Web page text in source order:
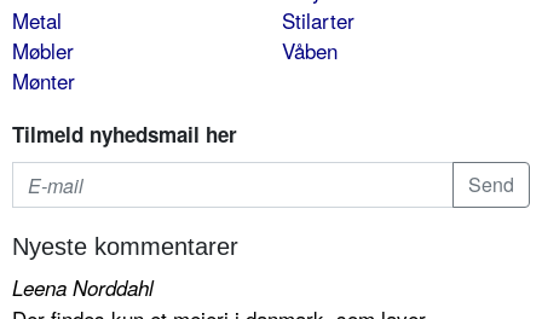
Metal
Møbler
Mønter
Stilarter
Våben
Tilmeld nyhedsmail her
Nyeste kommentarer
Leena Norddahl